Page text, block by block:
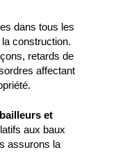
dans tous les
construction.
retards de
affectant
bailleurs et
aux baux
assurons la